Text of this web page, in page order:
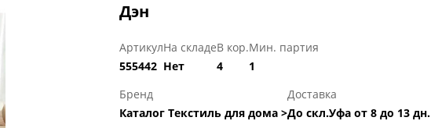
Дэн
Артикул
555442
На складе
Нет
В кор.
4
Мин. партия
1
Бренд
Каталог Текстиль для дома >
Доставка
До скл.Уфа от 8 до 13 дн.